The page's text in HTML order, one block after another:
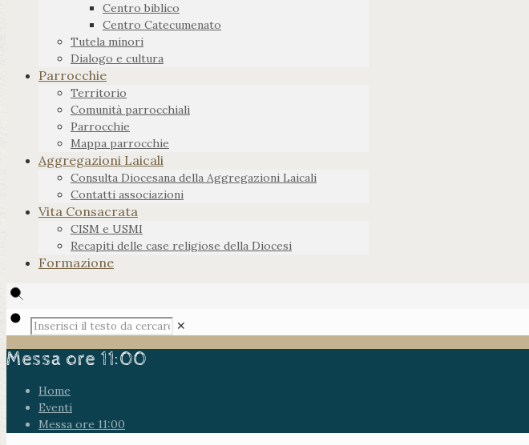
Centro biblico
Centro Catecumenato
Tutela minori
Dialogo e cultura
Parrocchie
Territorio
Comunità parrocchiali
Parrocchie
Mappa parrocchie
Aggregazioni Laicali
Consulta Diocesana della Aggregazioni Laicali
Contatti associazioni
Vita Consacrata
CISM e USMI
Recapiti delle case religiose della Diocesi
Formazione
✕
Messa ore 11:00
Home
Eventi
Messa ore 11:00